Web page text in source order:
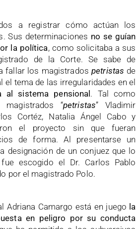
a registrar cómo actúan los
Sus determinaciones no se guían
la política, como solicitaba a sus
de la Corte. Se sabe de
fallar los magistradospetristas de
el tema de las irregularidades en el
al sistema pensional . Tal como
“petristas” Vladimir
Cortéz, Natalia Ángel Cabo y
el proyecto sin que fueran
de forma. Al presentarse un
designación de un conjuez que lo
escogido el Dr. Carlos Pablo
por el magistrado Polo.
Adriana Camargo está en juego la
en peligro por su conducta